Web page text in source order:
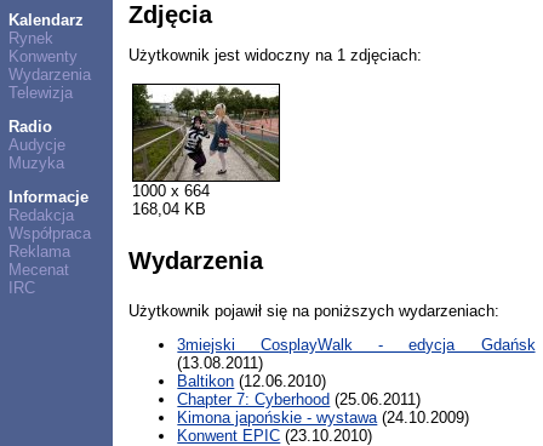
Kalendarz
Rynek
Konwenty
Wydarzenia
Telewizja
Radio
Audycje
Muzyka
Informacje
Redakcja
Współpraca
Reklama
Mecenat
IRC
Zdjęcia
Użytkownik jest widoczny na 1 zdjęciach:
1000 x 664
168,04 KB
Wydarzenia
Użytkownik pojawił się na poniższych wydarzeniach:
3miejski CosplayWalk - edycja Gdańsk
(13.08.2011)
Baltikon (12.06.2010)
Chapter 7: Cyberhood (25.06.2011)
Kimona japońskie - wystawa(24.10.2009)
Konwent EPIC (23.10.2010)